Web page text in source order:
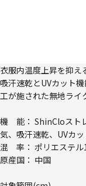
衣服内温度上昇を抑
吸汗速乾とUVカット
工が施された無地ライ
機 能： ShinCloスト
気、吸汗速乾、UVカッ
混 率： ポリエステル
原産国： 中国